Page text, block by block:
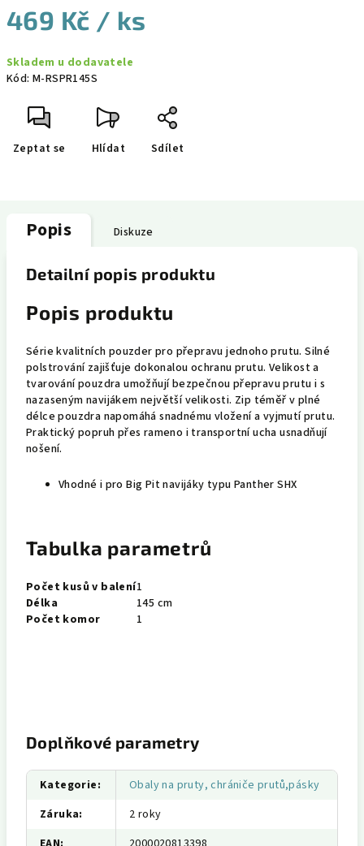
469 Kč / ks
cena:
Skladem u dodavatele
Kód: M-RSPR145S
Zeptat se Hlídat Sdílet
Popis Diskuze
Detailní popis produktu
Popis produktu
Série kvalitních pouzder pro přepravu jednoho prutu. Silné
polstrování zajišťuje dokonalou ochranu prutu. Velikost a
tvarování pouzdra umožňují bezpečnou přepravu prutu i s
nazaseným navijákem největší velikosti. Zip téměř v plné
délce pouzdra napomáhá snadnému vložení a vyjmutí prutu.
Praktický popruh přes rameno i transportní ucha usnadňují
nošení.
Vhodné i pro Big Pit navijáky typu Panther SHX
Tabulka parametrů
Počet kusů v balení1
Délka
145 cm
Počet komor
1
Doplňkové parametry
Kategorie:
Obaly na pruty, chrániče prutů,pásky
Záruka:
2 roky